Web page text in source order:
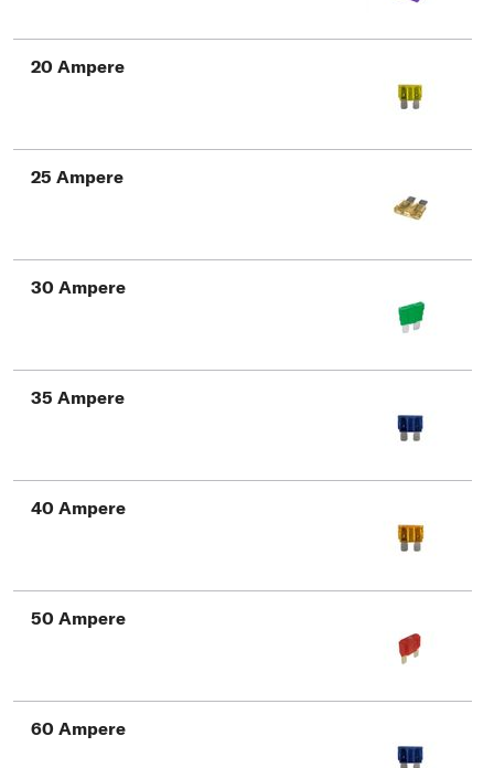
20 Ampere
25 Ampere
30 Ampere
35 Ampere
40 Ampere
50 Ampere
60 Ampere